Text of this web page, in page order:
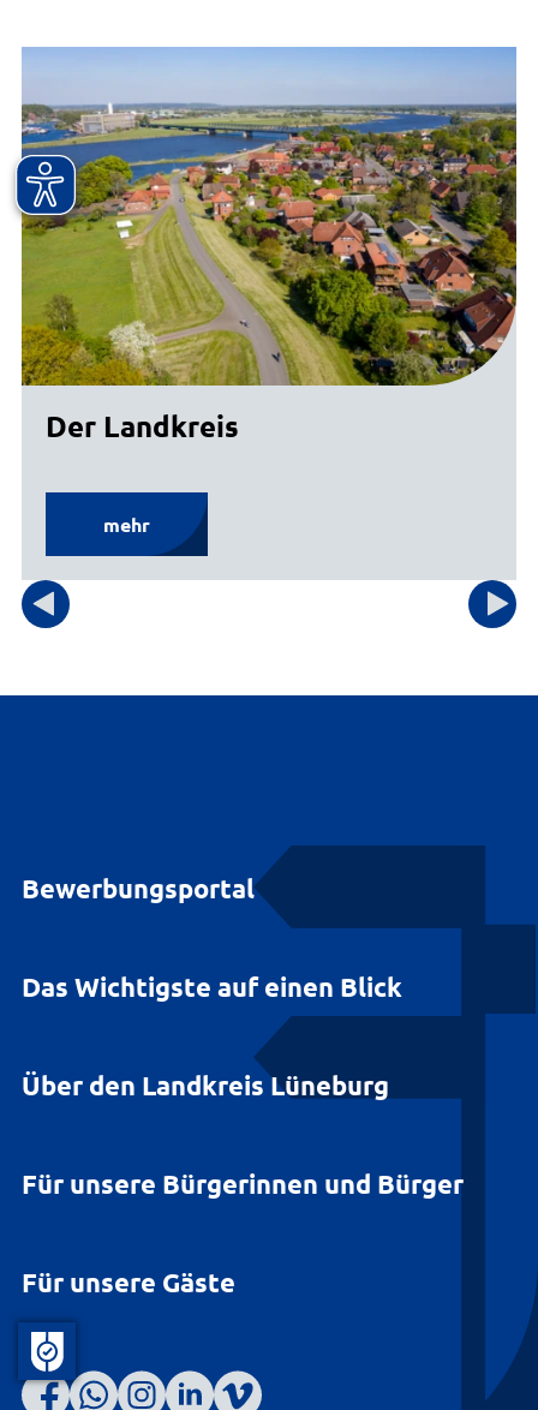
Der Landkreis
mehr
Bewerbungsportal
Das Wichtigste auf einen Blick
Über den Landkreis Lüneburg
Für unsere Bürgerinnen und Bürger
Für unsere Gäste